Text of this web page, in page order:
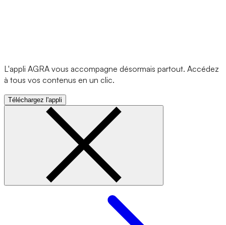
L'appli AGRA vous accompagne désormais partout. Accédez
à tous vos contenus en un clic.
Téléchargez l'appli